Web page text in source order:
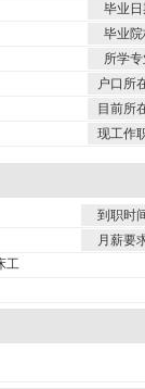
毕业
毕业
所学
户口所
目前所
现工作
到职时
月薪要
工